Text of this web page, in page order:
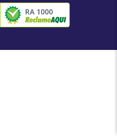
RA 1000